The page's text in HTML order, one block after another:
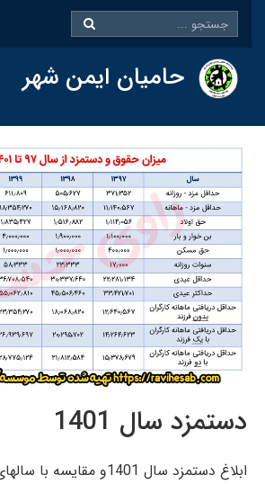
حامیان ایمن شهر
دستمزد سال 1401
ابلاغ دستمزد سال 1401و مقایسه با سالهای گذشته.